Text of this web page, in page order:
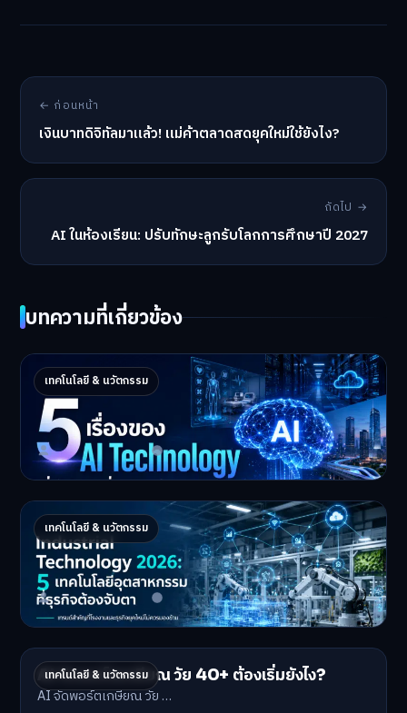
← ก่อนหน้า
เงินบาทดิจิทัลมาแล้ว! แม่ค้าตลาดสดยุคใหม่ใช้ยังไง?
ถัดไป →
AI ในห้องเรียน: ปรับทักษะลูกรับโลกการศึกษาปี 2027
บทความที่เกี่ยวข้อง
เทคโนโลยี & นวัตกรรม
5 เรื่องของ AI Technology ที่กำลังเปลี่ยนโลก
ในปี 2026
5 AI Technology ที่กำล…
Master Bussiness 2 กรกฎาคม 2026
เทคโนโลยี & นวัตกรรม
Industrial 2026 : 5 เทคโนโลยีอุตสาหกรรมที่
ธุรกิจต้องจับตา
Industrial Technology …
Master Bussiness 1 กรกฎาคม 2026
เทคโนโลยี & นวัตกรรม
AI จัดพอร์ตเกษียณ วัย 40+ ต้องเริ่มยังไง?
AI จัดพอร์ตเกษียณ วัย …